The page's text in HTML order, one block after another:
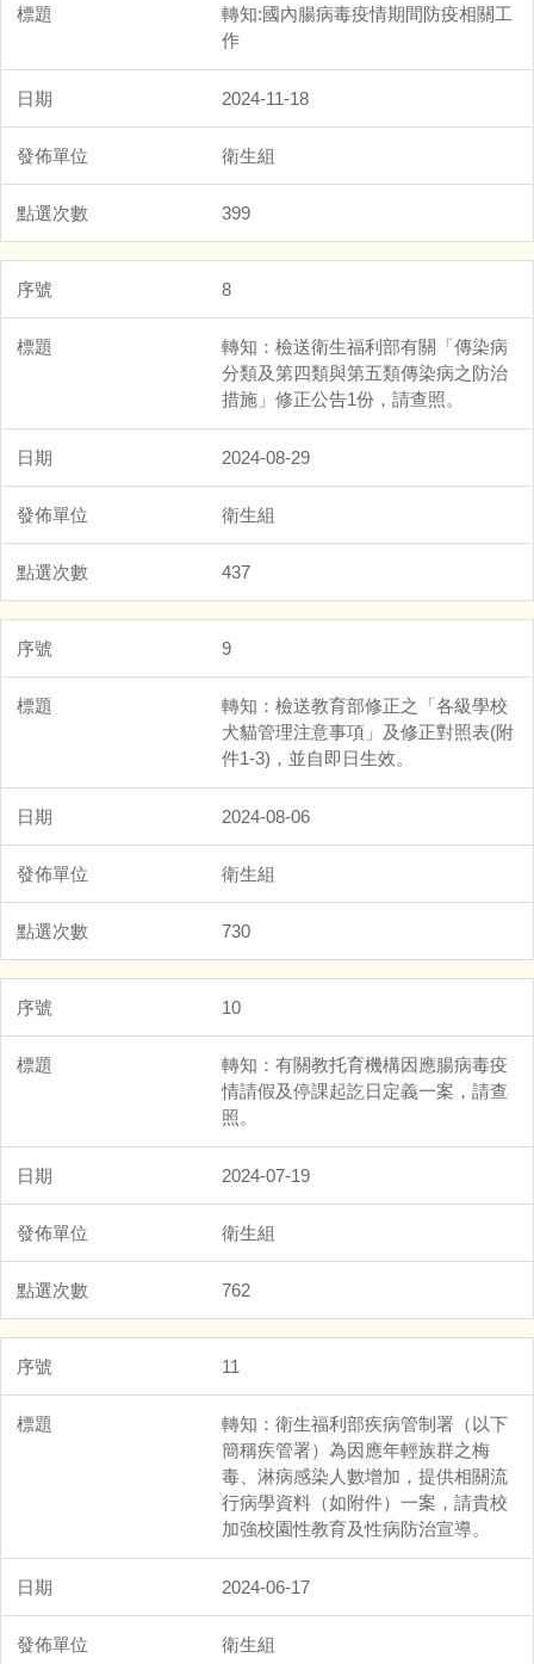
轉知:國內腸病毒疫情期間防疫相關工
作
2024-11-18
衛生組
399
8
轉知：檢送衛生福利部有關「傳染病
分類及第四類與第五類傳染病之防治
措施」修正公告1份，請查照。
2024-08-29
衛生組
437
9
轉知：檢送教育部修正之「各級學校
犬貓管理注意事項」及修正對照表(附
件1-3)，並自即日生效。
2024-08-06
衛生組
730
10
轉知：有關教托育機構因應腸病毒疫
情請假及停課起訖日定義一案，請查
照。
2024-07-19
衛生組
762
11
轉知：衛生福利部疾病管制署（以下
簡稱疾管署）為因應年輕族群之梅
毒、淋病感染人數增加，提供相關流
行病學資料（如附件）一案，請貴校
加強校園性教育及性病防治宣導。
2024-06-17
衛生組